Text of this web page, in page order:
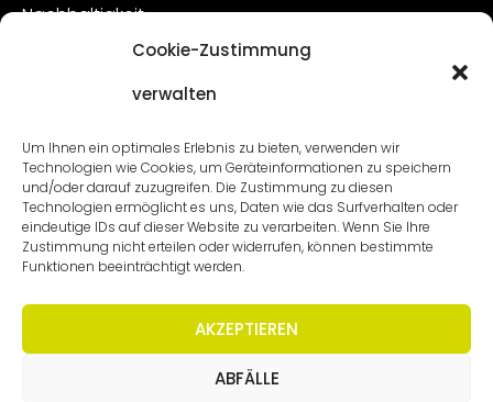
Cookie-Zustimmung
verwalten
Um Ihnen ein optimales Erlebnis zu bieten, verwenden wir
Technologien wie Cookies, um Geräteinformationen zu speichern
und/oder darauf zuzugreifen. Die Zustimmung zu diesen
Technologien ermöglicht es uns, Daten wie das Surfverhalten oder
eindeutige IDs auf dieser Website zu verarbeiten. Wenn Sie Ihre
Zustimmung nicht erteilen oder widerrufen, können bestimmte
Funktionen beeinträchtigt werden.
AKZEPTIEREN
ABFÄLLE
Nachhaltigkeit
Kundenbetreuung
Offene Stellen
Kontakt